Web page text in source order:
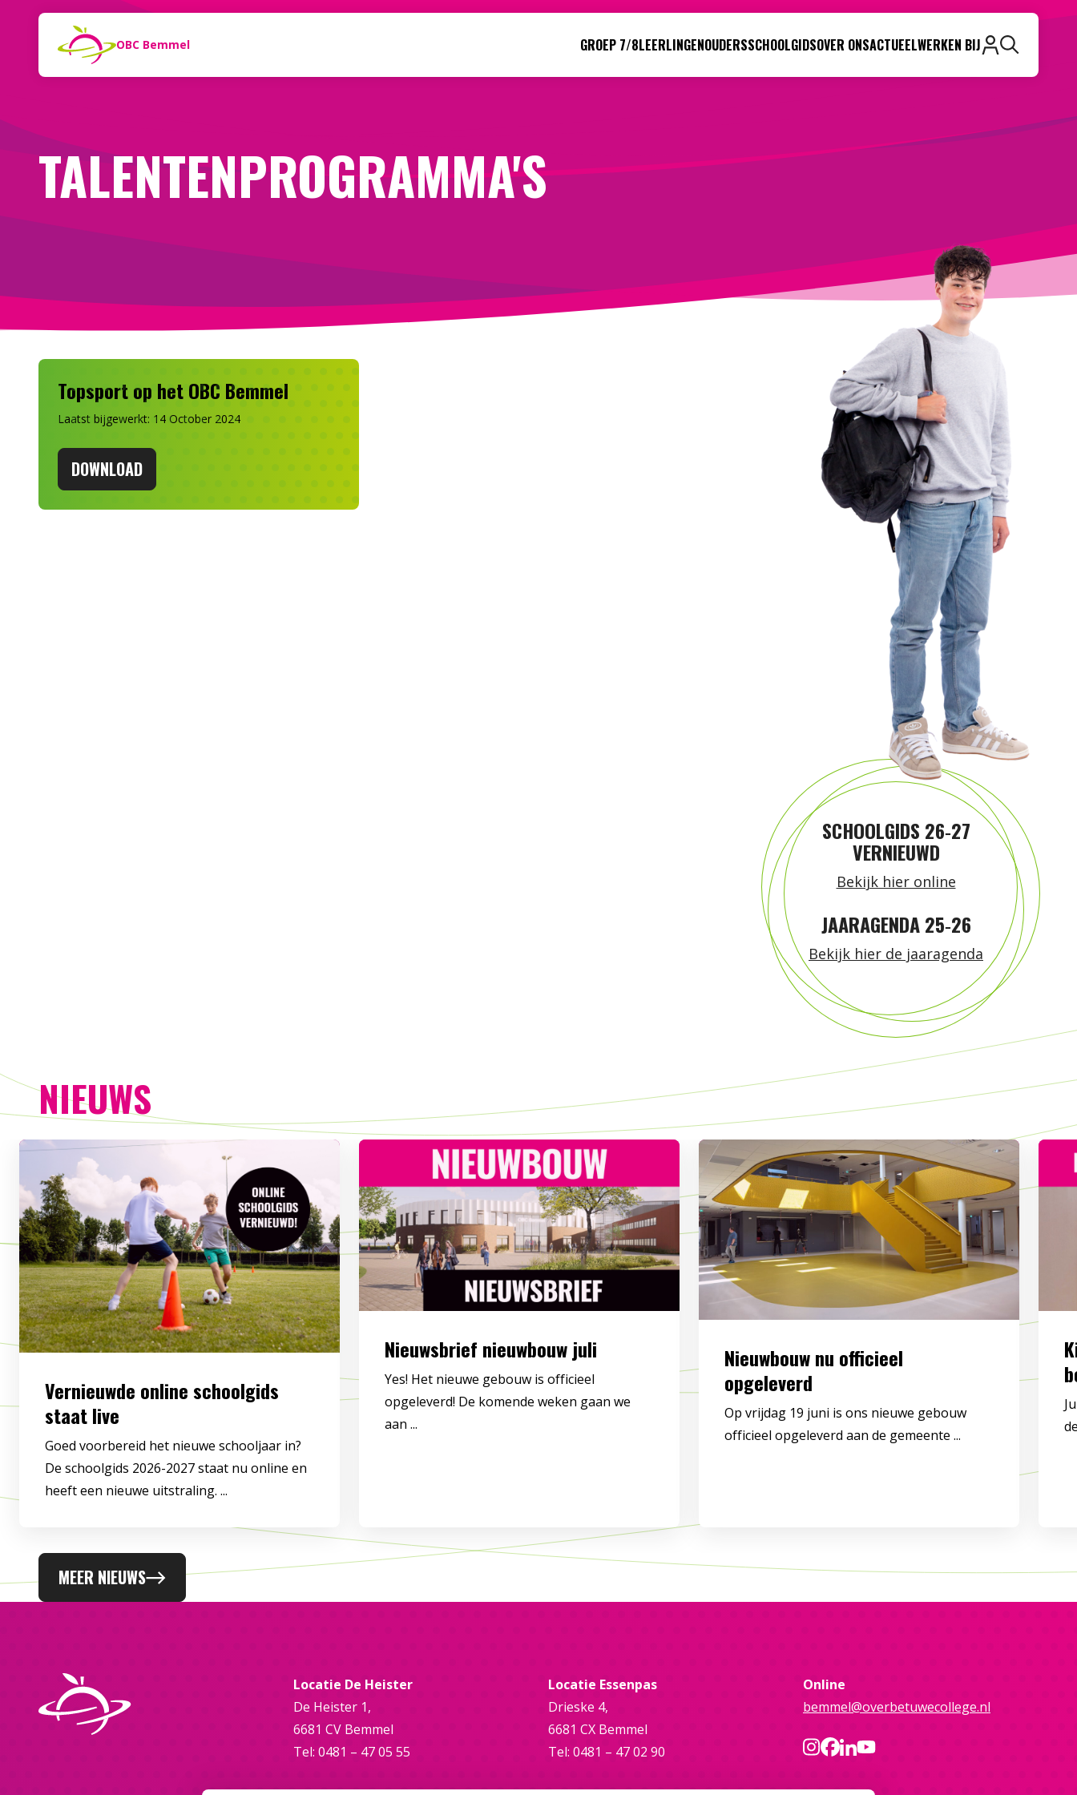
Naar de inhoud
OBC Bemmel GROEP 7/8LEERLINGENOUDERSSCHOOLGIDSOVER ONSACTUEELWERKEN BIJ
Zoeken
TALENTENPROGRAMMA'S
Topsport op het OBC Bemmel
Laatst bijgewerkt: 14 October 2024
DOWNLOAD
SCHOOLGIDS 26‑27
VERNIEUWD
Bekijk hier online
JAARAGENDA 25‑26
Bekijk hier de jaaragenda
NIEUWS
Vernieuwde online schoolgids
staat live
Goed voorbereid het nieuwe schooljaar in?
De schoolgids 2026-2027 staat nu online en
heeft een nieuwe uitstraling. ...
Nieuwsbrief nieuwbouw juli
Yes! Het nieuwe gebouw is officieel
opgeleverd! De komende weken gaan we
aan ...
Nieuwbouw nu officieel
opgeleverd
Op vrijdag 19 juni is ons nieuwe gebouw
officieel opgeleverd aan de gemeente ...
MEER NIEUWS
Locatie De Heister
De Heister 1,
6681 CV Bemmel
Tel: 0481 – 47 05 55
Locatie Essenpas
Drieske 4,
6681 CX Bemmel
Tel: 0481 – 47 02 90
Online
bemmel@overbetuwecollege.nl